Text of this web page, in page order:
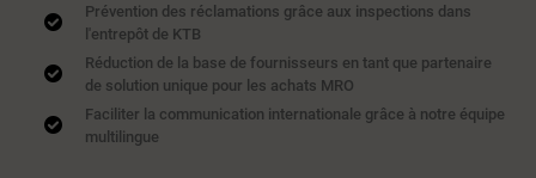
Prévention des réclamations grâce aux inspections dans
l'entrepôt de KTB
Réduction de la base de fournisseurs en tant que partenaire
de solution unique pour les achats MRO
Faciliter la communication internationale grâce à notre équipe
multilingue